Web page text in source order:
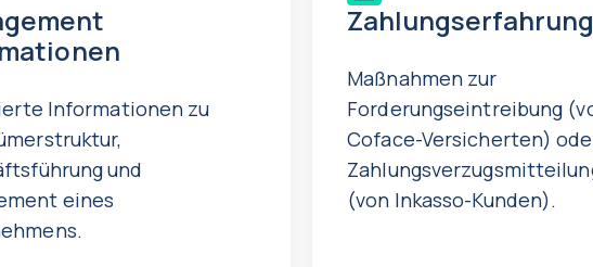
Informationen zu
und
eines
Maßnahmen zur
Forderungseintreibung
Coface-Versicherten)
(von Inkasso-Kunden).